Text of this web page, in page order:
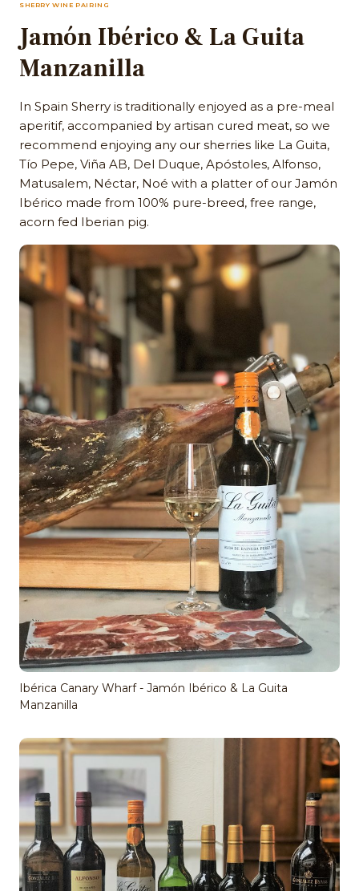
SHERRY WINE PAIRING
Jamón Ibérico & La Guita
Manzanilla
In Spain Sherry is traditionally enjoyed as a pre-meal
aperitif, accompanied by artisan cured meat, so we
recommend enjoying any our sherries like La Guita,
Tío Pepe, Viña AB, Del Duque, Apóstoles, Alfonso,
Matusalem, Néctar, Noé with a platter of our Jamón
Ibérico made from 100% pure-breed, free range,
acorn fed Iberian pig.
Ibérica Canary Wharf - Jamón Ibérico & La Guita
Manzanilla